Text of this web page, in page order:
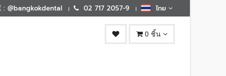
: @bangkokdental 02 717 2057-9 ไทย
0 ชิ้น